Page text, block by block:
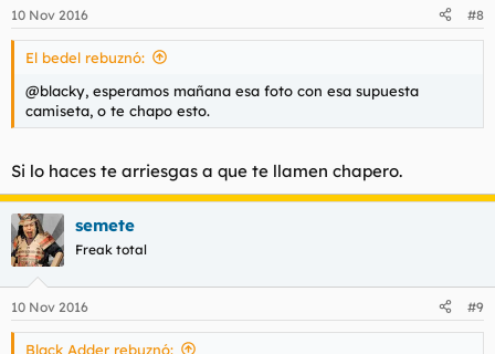
10 Nov 2016 #8
El bedel rebuznó:
@blacky, esperamos mañana esa foto con esa supuesta
camiseta, o te chapo esto.
Si lo haces te arriesgas a que te llamen chapero.
semete
Freak total
10 Nov 2016 #9
Black Adder rebuznó: